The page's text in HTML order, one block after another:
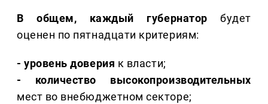
В общем, каждый губернатор будет
оценен по пятнадцати критериям:
- уровень доверия к власти;
- количество высокопроизводительных
мест во внебюджетном секторе;